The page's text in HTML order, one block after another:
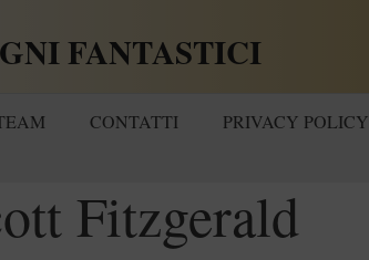
FANTASTICI
CONTATTI PRIVACY POLICY
Fitzgerald